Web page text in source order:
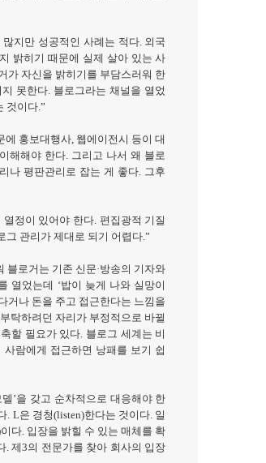
지만 성공적인 사례는 적다. 외국
밝히기 때문에 실제 살아 있는 사
가 자신을 밝히기를 부담스러워 한
못한다 블로그라는 채널을 열었
것이다.”
에 홍보대행사, 웹에이전시 등이 대
해해야 한다 그리고 나서 왜 블로
나 평판관리로 잡는 게 좋다
그후
열정이 있어야 한다 편집광적 기질
그 관리가 제대로 되기 어렵다.”
블로거는 기존 신문·방송의 기자와
열었는데 ‘밥이 늦게 나와 실망이
거나 돈을 주고 접근한다는 느낌을
탁하려던 자리가 부정적으로 바뀔
할 필요가 있다 블로그 세계는 비
사람에게 접근하면 낭패를 보기 쉽
델 ’을 갖고 순차적으로 대응해야 한
. L은 경청(listen)한다는 것이다 일
이다. 입장을 밝힐 수 있는 매체를 확
.제3의 전문가를 찾아 회사의 입장